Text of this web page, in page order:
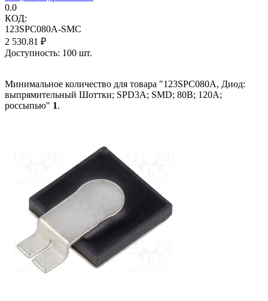
0.0
КОД:
123SPC080A-SMC
2 530.81 ₽
Доступность: 100 шт.
Минимальное количество для товара "123SPC080A, Диод:
выпрямительный Шоттки; SPD3A; SMD; 80В; 120А;
россыпью" 1.